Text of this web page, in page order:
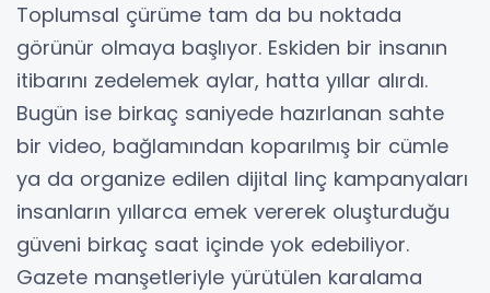
Toplumsal çürüme tam da bu noktada
görünür olmaya başlıyor. Eskiden bir insanın
itibarını zedelemek aylar, hatta yıllar alırdı.
Bugün ise birkaç saniyede hazırlanan sahte
bir video, bağlamından koparılmış bir cümle
ya da organize edilen dijital linç kampanyaları
insanların yıllarca emek vererek oluşturduğu
güveni birkaç saat içinde yok edebiliyor.
Gazete manşetleriyle yürütülen karalama